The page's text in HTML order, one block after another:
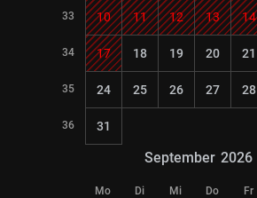
33 10 11 12 13 14
34 17 18 19 20 21
35 24 25 26 27 28
36 31
September 2026
Mo Di Mi Do Fr